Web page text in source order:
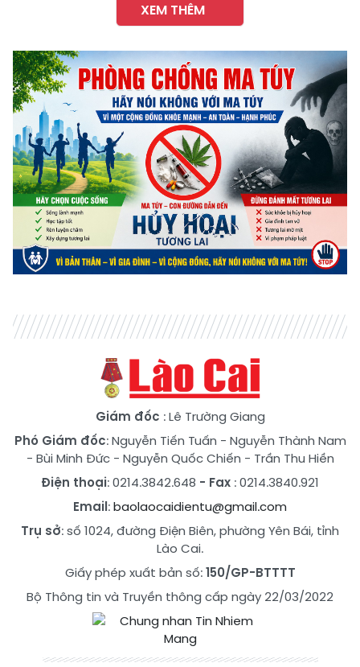
XEM THÊM
Giám đốc : Lê Trường Giang
Phó Giám đốc:Nguyễn Tiến Tuấn - Nguyễn Thành Nam
- Bùi Minh Đức- Nguyễn Quốc Chiến - Trần Thu Hiền
Điện thoại: 0214.3842.648 - Fax : 0214.3840.921
Email:baolaocaidientu@gmail.com
Trụ sở: số 1024, đường Điện Biên, phường Yên Bái, tỉnh
Lào Cai.
Giấy phép xuất bản số:150/GP-BTTTT
Bộ Thông tin và Truyền thông cấp ngày 22/03/2022